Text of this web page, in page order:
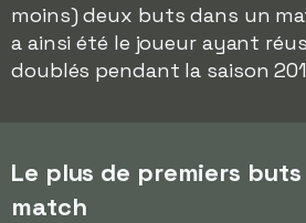
moins) deux buts dans un
a ainsi été le joueur ayant
doublés pendant la saison
Le plus de premiers
match